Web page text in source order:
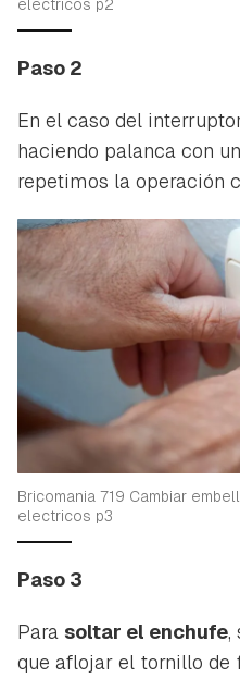
electricos p2
Paso 2
En el caso del
haciendo palanca con un
repetimos la operación
Bricomania 719 Cambiar
electricos p3
Paso 3
Para soltar el enchufe,
que aflojar el tornillo de